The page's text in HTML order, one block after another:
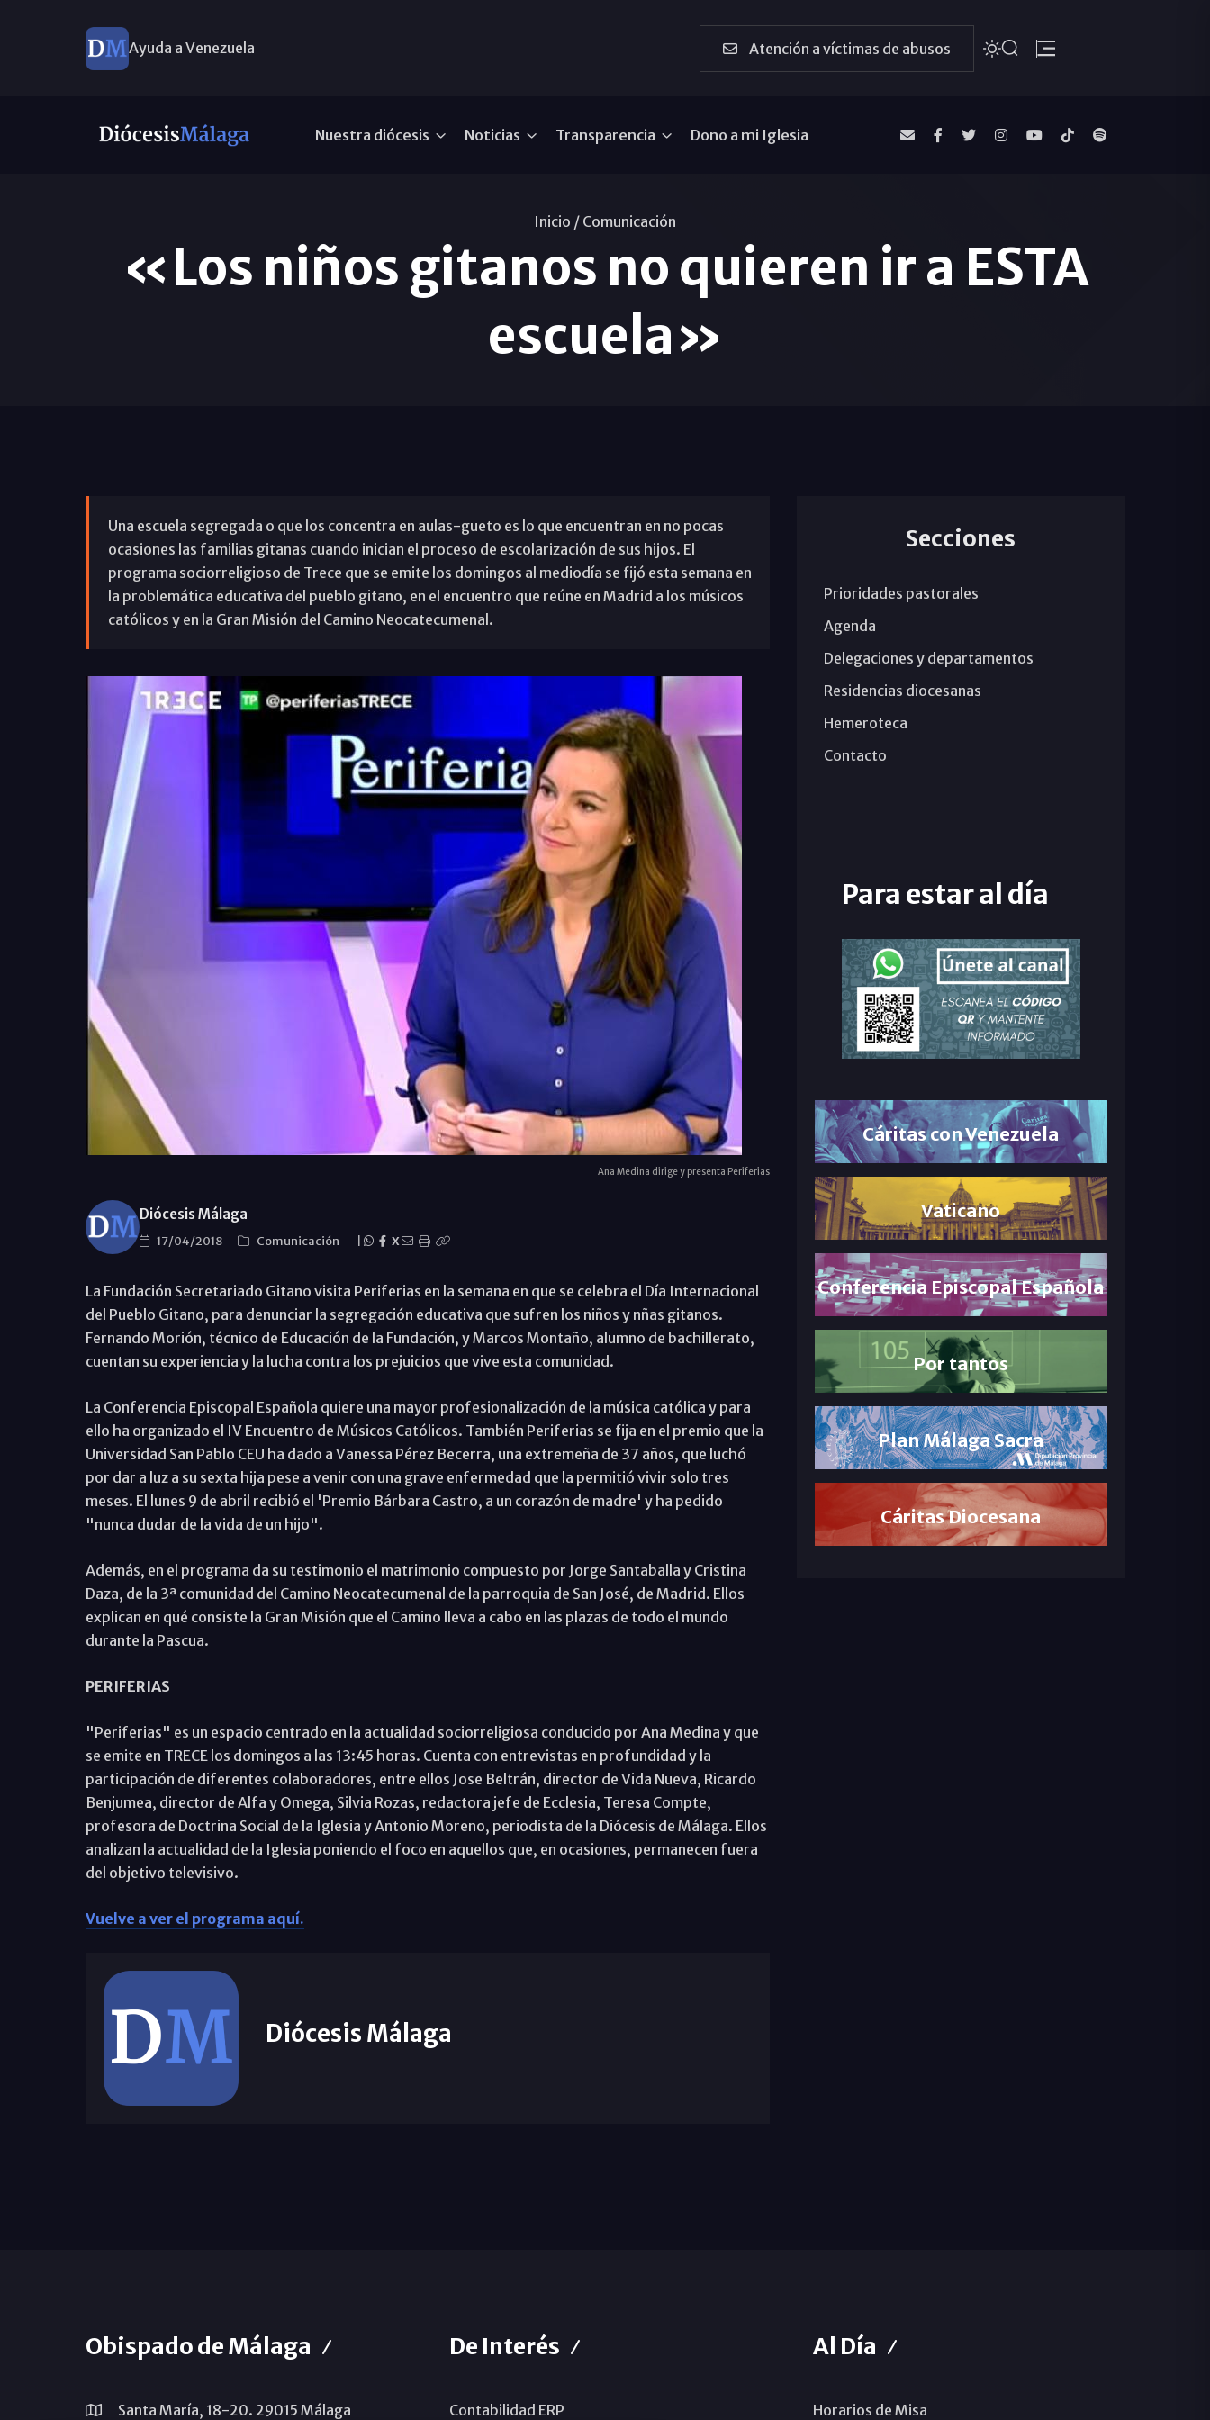
Ayuda a Venezuela Atención a víctimas de abusos
Nuestra diócesis Noticias Transparencia Dono a mi Iglesia
Inicio / Comunicación
«Los niños gitanos no quieren ir a ESTA
escuela»
Una escuela segregada o que los concentra en aulas-gueto es lo que encuentran en no pocas
ocasiones las familias gitanas cuando inician el proceso de escolarización de sus hijos. El
programa sociorreligioso de Trece que se emite los domingos al mediodía se fijó esta semana en
la problemática educativa del pueblo gitano, en el encuentro que reúne en Madrid a los músicos
católicos y en la Gran Misión del Camino Neocatecumenal.
Ana Medina dirige y presenta Periferias
Diócesis Málaga
17/04/2018 Comunicación X
La Fundación Secretariado Gitano visita Periferias en la semana en que se celebra el Día Internacional
del Pueblo Gitano, para denunciar la segregación educativa que sufren los niños y nñas gitanos.
Fernando Morión, técnico de Educación de la Fundación, y Marcos Montaño, alumno de bachillerato,
cuentan su experiencia y la lucha contra los prejuicios que vive esta comunidad.
La Conferencia Episcopal Española quiere una mayor profesionalización de la música católica y para
ello ha organizado el IV Encuentro de Músicos Católicos. También Periferias se fija en el premio que la
Universidad San Pablo CEU ha dado a Vanessa Pérez Becerra, una extremeña de 37 años, que luchó
por dar a luz a su sexta hija pese a venir con una grave enfermedad que la permitió vivir solo tres
meses. El lunes 9 de abril recibió el 'Premio Bárbara Castro, a un corazón de madre' y ha pedido
"nunca dudar de la vida de un hijo".
Además, en el programa da su testimonio el matrimonio compuesto por Jorge Santaballa y Cristina
Daza, de la 3ª comunidad del Camino Neocatecumenal de la parroquia de San José, de Madrid. Ellos
explican en qué consiste la Gran Misión que el Camino lleva a cabo en las plazas de todo el mundo
durante la Pascua.
PERIFERIAS
"Periferias" es un espacio centrado en la actualidad sociorreligiosa conducido por Ana Medina y que
se emite en TRECE los domingos a las 13:45 horas. Cuenta con entrevistas en profundidad y la
participación de diferentes colaboradores, entre ellos Jose Beltrán, director de Vida Nueva, Ricardo
Benjumea, director de Alfa y Omega, Silvia Rozas, redactora jefe de Ecclesia, Teresa Compte,
profesora de Doctrina Social de la Iglesia y Antonio Moreno, periodista de la Diócesis de Málaga. Ellos
analizan la actualidad de la Iglesia poniendo el foco en aquellos que, en ocasiones, permanecen fuera
del objetivo televisivo.
Vuelve a ver el programa aquí.
Diócesis Málaga
Secciones
Prioridades pastorales
Agenda
Delegaciones y departamentos
Residencias diocesanas
Hemeroteca
Contacto
Para estar al día
Cáritas con Venezuela
Vaticano
Conferencia Episcopal Española
Por tantos
Plan Málaga Sacra
Cáritas Diocesana
Obispado de Málaga
Santa María, 18-20. 29015 Málaga
De Interés
Contabilidad ERP
Al Día
Horarios de Misa